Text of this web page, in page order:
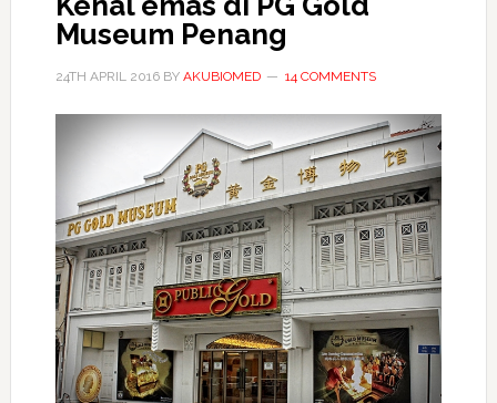
Museum Penang
24TH APRIL 2016BY AKUBIOMED 14 COMMENTS